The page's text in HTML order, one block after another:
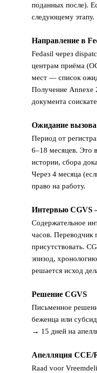
поданных после).
следующему этапу.
Направление в
Fedasil через
центрам приёма
мест — список
Получение
документа
Ожидание вызова
Период от
6–18 месяцев. Это
истории, сбора
Через 4 месяца
право на работу.
Интервью CGVS
Содержательное
часов. Переводчик
присутствовать.
эпизод,
решается исход
Решение CGVS
Письменное
беженца или
→ 15 дней на
Апелляция CCE/
Raad voor